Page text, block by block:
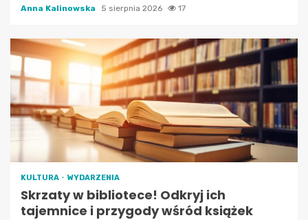
Anna Kalinowska 5 sierpnia 2026 17
KULTURA WYDARZENIA
Skrzaty w bibliotece! Odkryj ich
tajemnice i przygody wśród książek